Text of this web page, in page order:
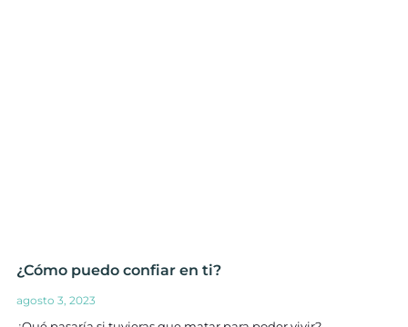
¿Cómo puedo confiar en ti?
agosto 3, 2023